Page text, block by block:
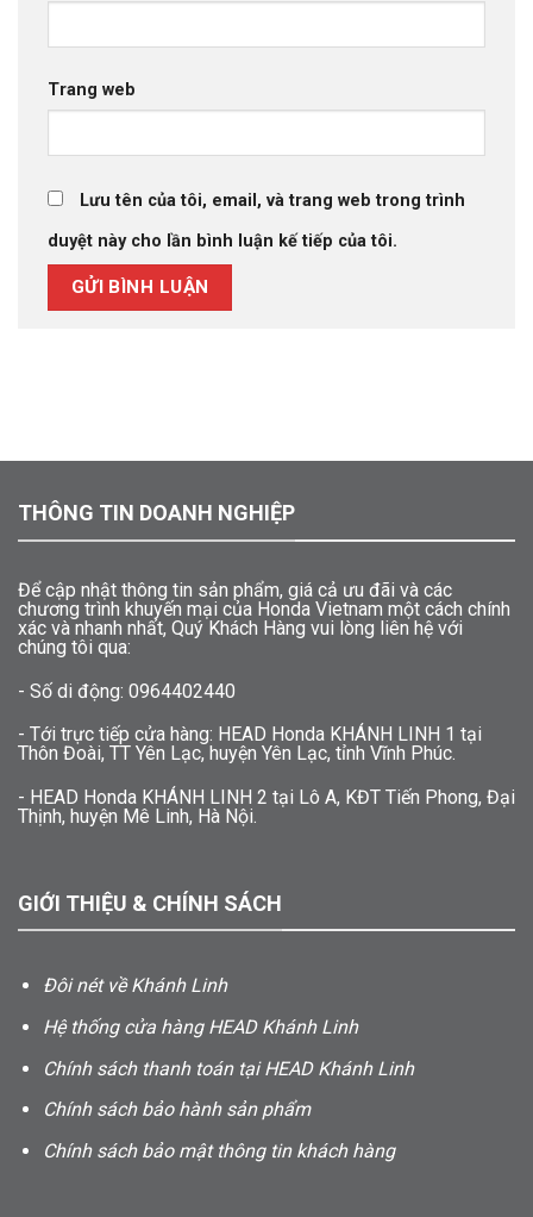
Trang web
Lưu tên của tôi, email, và trang web trong trình
duyệt này cho lần bình luận kế tiếp của tôi.
THÔNG TIN DOANH NGHIỆP
Để cập nhật thông tin sản phẩm, giá cả ưu đãi và các
chương trình khuyến mại của Honda Vietnam một cách chính
xác và nhanh nhất, Quý Khách Hàng vui lòng liên hệ với
chúng tôi qua:
- Số di động: 0964402440
- Tới trực tiếp cửa hàng: HEAD Honda KHÁNH LINH 1 tại
Thôn Đoài, TT Yên Lạc, huyện Yên Lạc, tỉnh Vĩnh Phúc.
- HEAD Honda KHÁNH LINH 2 tại Lô A, KĐT Tiến Phong, Đại
Thịnh, huyện Mê Linh, Hà Nội.
GIỚI THIỆU & CHÍNH SÁCH
Đôi nét về Khánh Linh
Hệ thống cửa hàng HEAD Khánh Linh
Chính sách thanh toán tại HEAD Khánh Linh
Chính sách bảo hành sản phẩm
Chính sách bảo mật thông tin khách hàng